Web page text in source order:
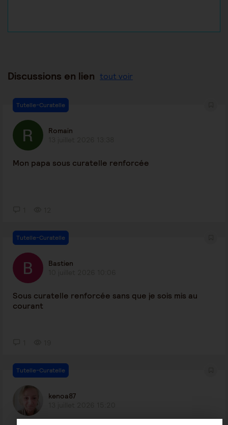
Discussions en lien tout voir
Tutelle-Curatelle
Romain
Mon papa sous curatelle renforcée
Tutelle-Curatelle
Bastien
Sous curatelle renforcée sans que je sois mis au
courant
Tutelle-Curatelle
kenoa87